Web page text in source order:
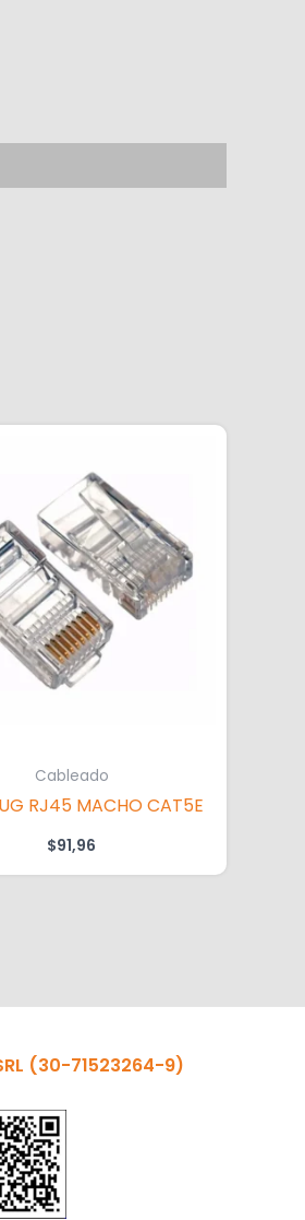
Cableado
RJ45 MACHO CAT5E
$91,96
(30-71523264-9)